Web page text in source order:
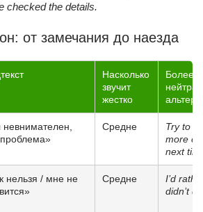
checked the details.
от замечания до наезда
Насколько
звучит
жестко
Более
невнимателен,
Средне
Try to
more
next
нельзя / мне не
Средне
I’d
didn’t